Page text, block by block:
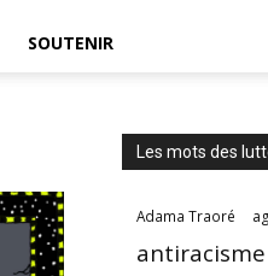
SOUTENIR
Les mots des
Adama Traoré
antiracisme